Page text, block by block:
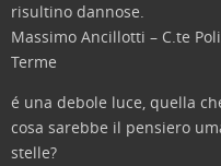
risultino dannose.
Massimo Ancillotti – C.te
Terme
é una debole luce, quella
cosa sarebbe il pensiero
stelle?